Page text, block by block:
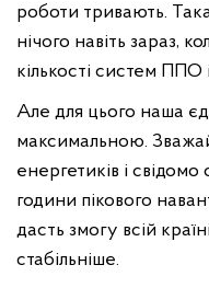
роботи тривають.
нічого навіть зараз,
кількості систем ППО
Але для цього наша
максимальною.
енергетиків і
години пікового
дасть змогу всій
стабільніше.